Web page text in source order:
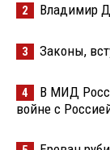
2 Владимир
3 Законы,
4
В МИД
войне с